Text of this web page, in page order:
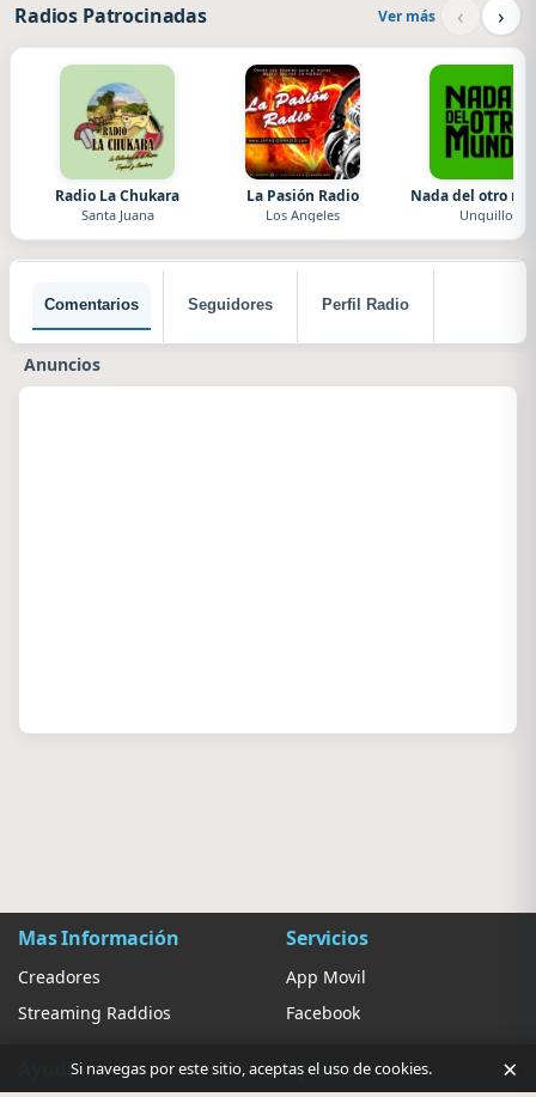
Radios Patrocinadas Ver más ‹ ›
Radio La Chukara
Santa Juana
La Pasión Radio
Los Angeles
Nada del otro
Unquillo
Comentarios Seguidores Perfil Radio
Anuncios
Mas Información
Creadores
Streaming Raddios
Servicios
App Movil
Facebook
Ayuda Ajustes
Si navegas por este sitio, aceptas el uso de cookies. ×